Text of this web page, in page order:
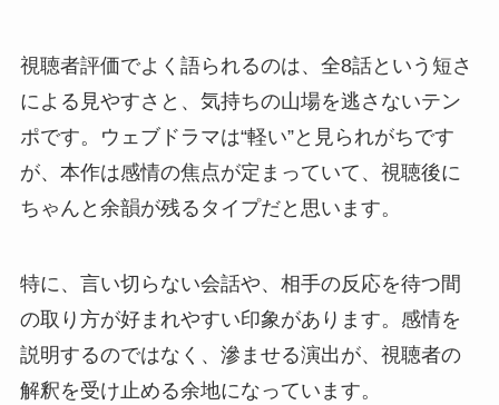
視聴者評価でよく語られるのは、全8話という短さ
による見やすさと、気持ちの山場を逃さないテン
ポです。ウェブドラマは“軽い”と見られがちです
が、本作は感情の焦点が定まっていて、視聴後に
ちゃんと余韻が残るタイプだと思います。
特に、言い切らない会話や、相手の反応を待つ間
の取り方が好まれやすい印象があります。感情を
説明するのではなく、滲ませる演出が、視聴者の
解釈を受け止める余地になっています。